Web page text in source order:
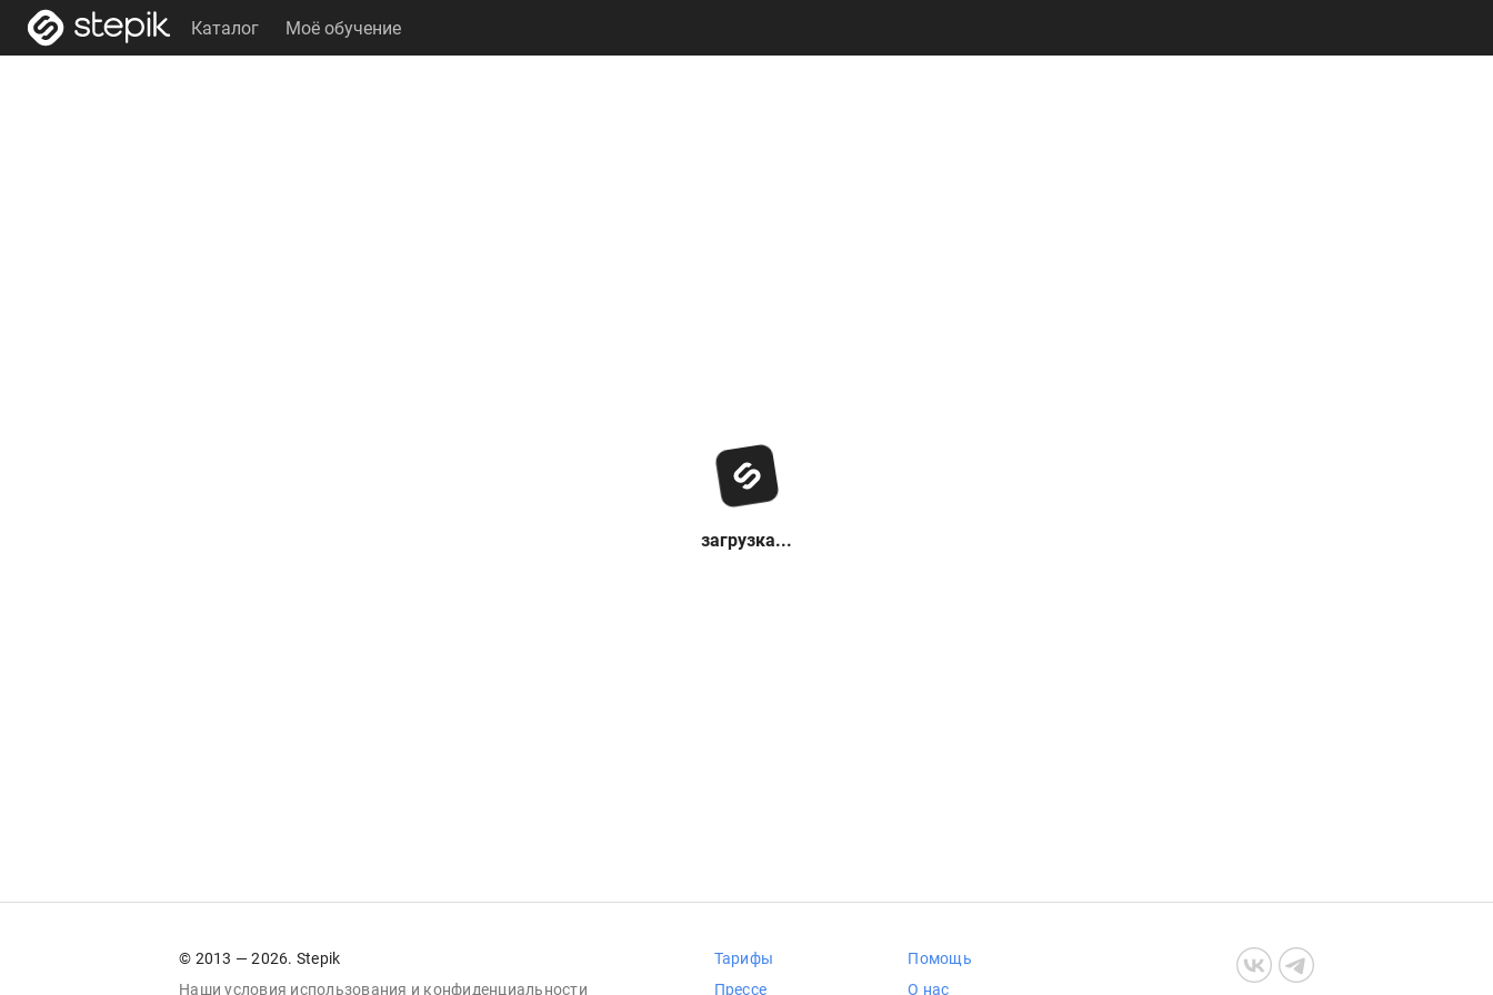
Каталог Моё обучение
загрузка...
© 2013 — 2026. Stepik
Наши условия использования и конфиденциальности
Тарифы
Прессе
Помощь
О нас